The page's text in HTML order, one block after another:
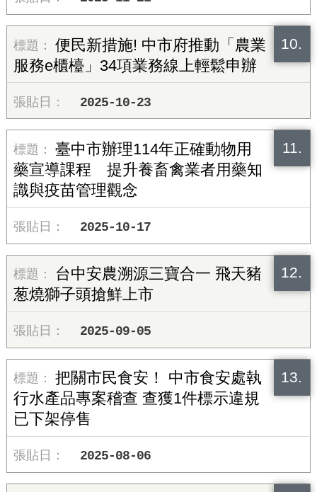
10.
便民新措施! 中市府推動「農業
服務e櫃檯」34項業務線上輕鬆申辦
2025-10-23
11.
臺中市辦理114年正確動物用
藥宣導課程 提升養畜禽業者用藥知
識與疫苗管理觀念
2025-10-17
12.
台中安農溯源​三寶合一 飛天豬
葱燒獅子頭搶鮮上市
2025-09-05
13.
把關市民食安！ 中市食安處執
行水產品專案稽查 查獲1件標示違規
已下架停售
2025-08-06